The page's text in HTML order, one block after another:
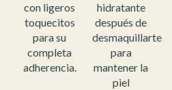
con ligeros
toquecitos
para su
completa
adherencia.
hidratante
después de
desmaquillarte
para
mantener la
piel